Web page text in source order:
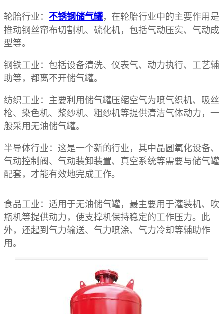
轮胎行业： 不锈钢储气罐，在轮胎行业中的主要作用是
推动钢丝帘布切割机、硫化机，包括气动压实、气动成
型等。
钢铁工业：包括设备清洗、仪表气、动力执行、工艺辅
助等，都离不开储气罐。
纺织工业：主要利用储气罐压缩空气为喷气织机、吸丝
枪、染色机、浆纱机、粗纱机等提供清洁气体动力，一
般采用无油储气罐。
半导体行业：这是一个新的行业，其中晶圆氧化设备、
气动控制阀、气动装卸装置、真空系统等需要与储气罐
配套，才能有效地完成工作。
食品工业：适用于无油储气罐，最主要用于灌装机、吹
瓶机等提供动力，使支撑机保持稳定的工作压力。此
外，还起到气力输送、气力喷涂、气力冷却等辅助作
用。